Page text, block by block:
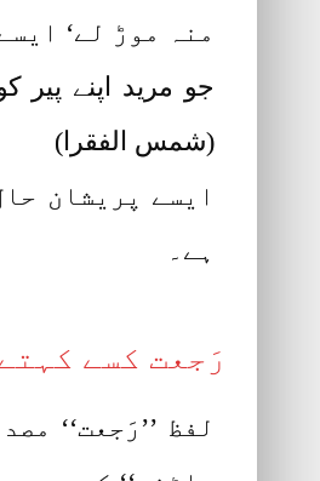
منہ موڑ لے‘
جو مرید اپنے
(شمس الفقرا)
ایسے پریشان
ہے۔
رَجعت کسے
لفظ ’’رَجعت‘‘